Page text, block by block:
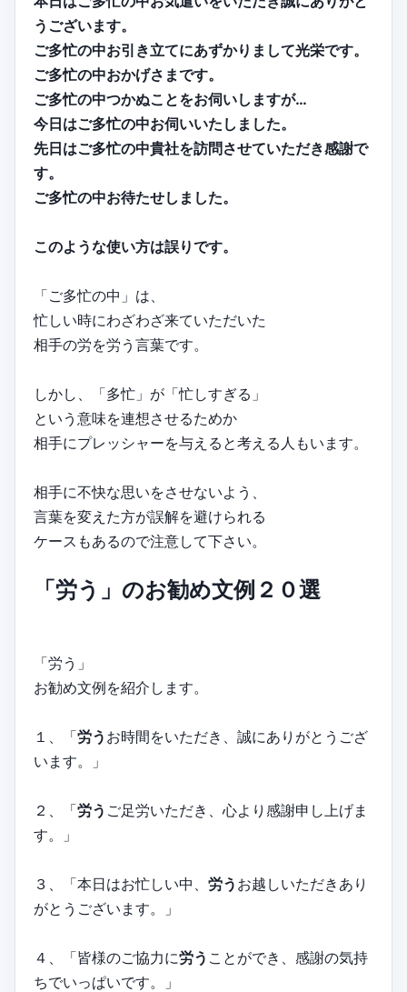
うございます。
ご多忙の中お引き立てにあずかりまして光栄です。
ご多忙の中おかげさまです。
ご多忙の中つかぬことをお伺いしますが…
今日はご多忙の中お伺いいたしました。
先日はご多忙の中貴社を訪問させていただき感謝で
す。
ご多忙の中お待たせしました。
このような使い方は誤りです。
「ご多忙の中」は、
忙しい時にわざわざ来ていただいた
相手の労を労う言葉です。
しかし、「多忙」が「忙しすぎる」
という意味を連想させるためか
相手にプレッシャーを与えると考える人もいます。
相手に不快な思いをさせないよう、
言葉を変えた方が誤解を避けられる
ケースもあるので注意して下さい。
「労う」のお勧め文例２０選
「労う」
お勧め文例を紹介します。
１、「労う お時間をいただき、誠にありがとうござ
います。」
２、「労う ご足労いただき、心より感謝申し上げま
す。」
３、「本日はお忙しい中、 労う お越しいただきあり
がとうございます。」
４、「皆様のご協力に労う ことができ、感謝の気持
ちでいっぱいです。」